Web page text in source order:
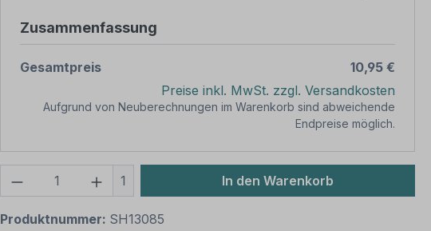
Zusammenfassung
Gesamtpreis
10,95 €
Preise inkl. MwSt. zzgl. Versandkosten
Aufgrund von Neuberechnungen im Warenkorb sind abweichende
Endpreise möglich.
Produkt Anzahl: Gib den gewünschten Wert
1 In den Warenkorb
Produktnummer: SH13085